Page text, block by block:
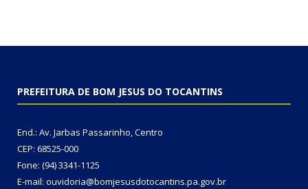
PREFEITURA DE BOM JESUS DO TOCANTINS
End.: Av. Jarbas Passarinho, Centro
CEP: 68525-000
Fone: (94) 3341-1125
E-mail: ouvidoria@bomjesusdotocantins.pa.gov.br